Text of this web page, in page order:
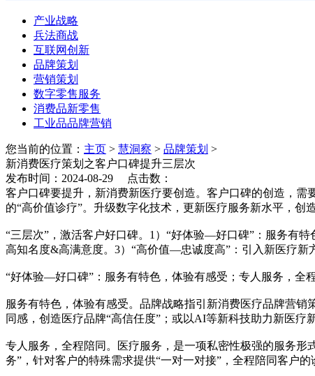
产业战略
兵法商战
互联网创新
品牌策划
营销策划
数字零售服务
消费品新零售
工业品品牌营销
您当前的位置： 主页 > 慧洞察 > 品牌策划 >
新消费医疗策划之客户口碑提升三层次
发布时间：2024-08-29 点击数：
客户口碑要提升，新消费新医疗要创造。客户口碑的创造，
的“高价值诊疗”。升级数字化技术，更新医疗服务新水平，创
“三层次”，激活客户好口碑。1）“好体验—好口碑”：服务有
高知名度&高满意度。3）“高价值—忠诚度高”：引入新医疗新
“好体验—好口碑”：服务有特色，体验有感受；专人服务，全
服务有特色，体验有感受。品牌战略指引新消费医疗品牌营
同感，创造医疗品牌“高信任度”；或以AI等新科技助力新医疗
专人服务，全程陪同。医疗服务，是一项私密性极强的服务形
务”，针对客户的特殊需求提供“一对一对接”，全程陪同客户的